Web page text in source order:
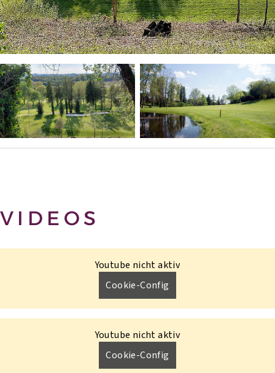
VIDEOS
Youtube nicht aktiv
Cookie-Config
Youtube nicht aktiv
Cookie-Config